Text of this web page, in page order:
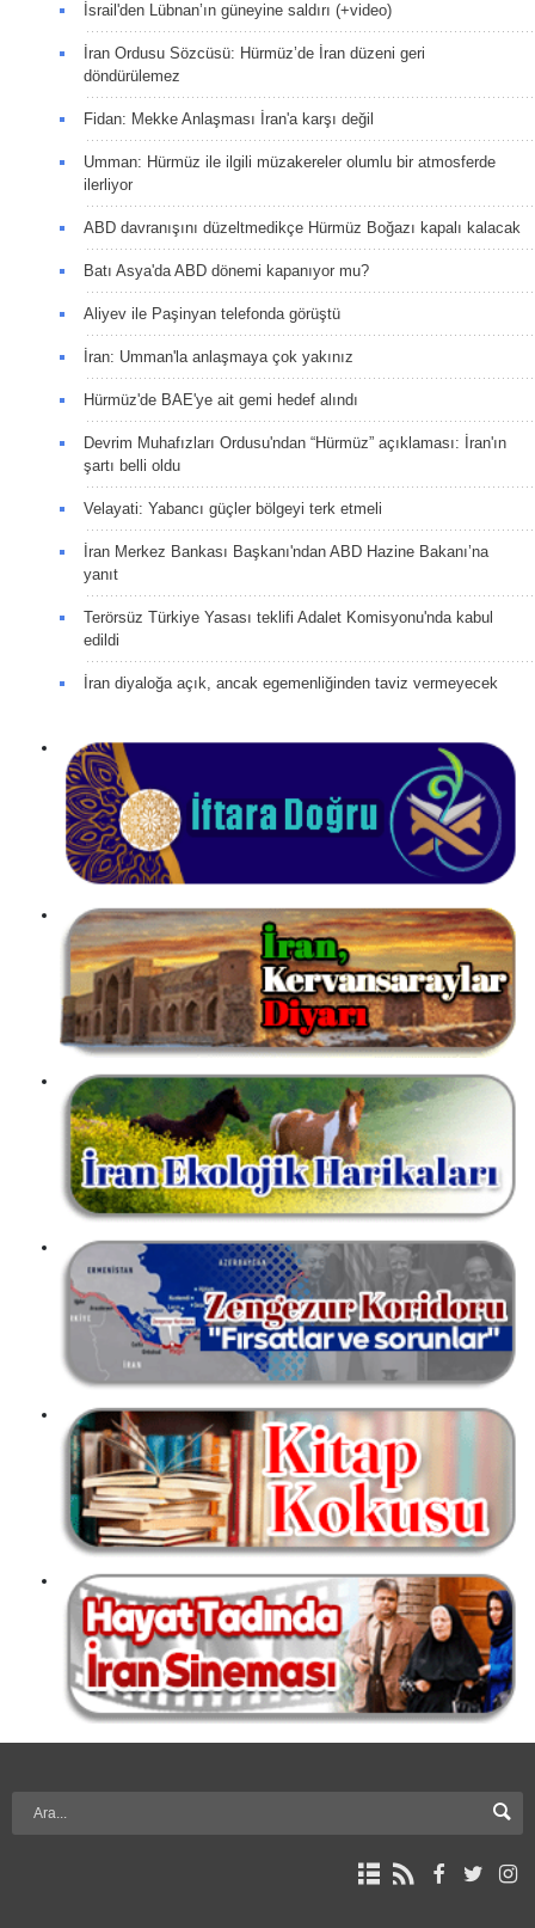
İsrail'den Lübnan’ın güneyine saldırı (+video)
İran Ordusu Sözcüsü: Hürmüz’de İran düzeni geri
döndürülemez
Fidan: Mekke Anlaşması İran'a karşı değil
Umman: Hürmüz ile ilgili müzakereler olumlu bir atmosferde
ilerliyor
ABD davranışını düzeltmedikçe Hürmüz Boğazı kapalı kalacak
Batı Asya'da ABD dönemi kapanıyor mu?
Aliyev ile Paşinyan telefonda görüştü
İran: Umman'la anlaşmaya çok yakınız
Hürmüz'de BAE'ye ait gemi hedef alındı
Devrim Muhafızları Ordusu'ndan “Hürmüz” açıklaması: İran'ın
şartı belli oldu
Velayati: Yabancı güçler bölgeyi terk etmeli
İran Merkez Bankası Başkanı'ndan ABD Hazine Bakanı’na
yanıt
Terörsüz Türkiye Yasası teklifi Adalet Komisyonu'nda kabul
edildi
İran diyaloğa açık, ancak egemenliğinden taviz vermeyecek